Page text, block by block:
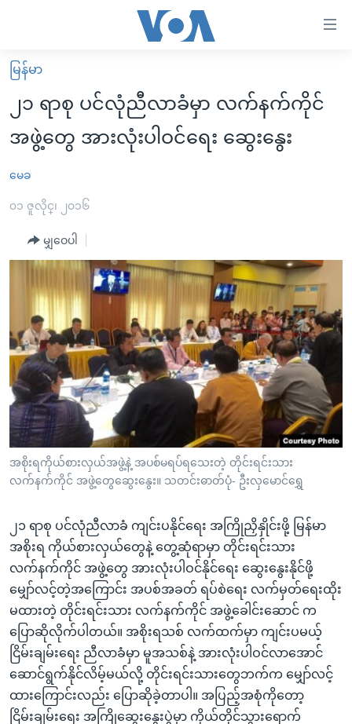
လွယ်ကူ
စေ
သည့်
Link
များ
ပင်မ
ပင်မ
အ
ညွန်း
စာမျက်နှာ
သို့
ကျော်
ကြည့်
ရန်
နေရာ
သို့
ကျော်
ရန်
မူလစာမျက်နှာ
မြန်မာ
ကမ္ဘာ့သတင်းများ
အစ္စရေး-ပါလက်စတိုင်း
သတင်းလွတ်လပ်ခွင့်
အင်္ဂလိပ်စာလေ့လာမယ်
အမေရိကန်သုံးအီဒီယံ
မကြေးမုံရဲ့ အင်္ဂလိပ်စာ
ရုပ်ရှင်ထဲက အင်္ဂလိပ်စာ
သုတပဒေသာ အင်္ဂလိပ်စာ
အပတ်စဉ်ကဏ္ဍများ
ရေဒီယို
တီဗွီ
ရေဒီယိုနှင့်ရုပ်သံ အချက်အလက်များ
ရေဒီယို/တီဗွီအစီအစဉ်
Learning English
ဗွီအိုအေ လူမှုကွန်ယက်များ
မြန်မာ
၂၁ ရာစု ပင်လုံညီလာခံမှာ လက်နက်ကိုင်
အဖွဲ့တွေ အားလုံးပါဝင်ရေး ဆွေးနွေး
မေခ
၀၁ ဇူလိုင္၊ ၂၀၁၆
မျှဝေပါ
အစိုးရကိုယ်စားလှယ်အဖွဲ့နဲ့ အပစ်မရပ်ရသေးတဲ့ တိုင်းရင်းသား
လက်နက်ကိုင် အဖွဲ့တွေဆွေးနွေး။ သတင်းဓာတ်ပုံ- ဦးလှမောင်ရွှေ
၂၁ ရာစု ပင်လုံညီလာခံ ကျင်းပနိုင်ရေး အကြိုညှိနှိုင်းဖို့ မြန်မာ
အစိုးရ ကိုယ်စားလှယ်တွေနဲ့ တွေ့ဆုံရာမှာ တိုင်းရင်းသား
လက်နက်ကိုင် အဖွဲ့တွေ အားလုံးပါဝင်နိုင်ရေး ဆွေးနွေးနိုင်ဖို့
မျှော်လင့်တဲ့အကြောင်း အပစ်အခတ် ရပ်စဲရေး လက်မှတ်ရေးထိုး
မထားတဲ့ တိုင်းရင်းသား လက်နက်ကိုင် အဖွဲ့ခေါင်းဆောင် က
ပြောဆိုလိုက်ပါတယ်။ အစိုးရသစ် လက်ထက်မှာ ကျင်းပမယ့်
ငြိမ်းချမ်းရေး ညီလာခံမှာ မူအသစ်နဲ့ အားလုံးပါဝင်လာအောင်
ဆောင်ရွက်နိုင်လိမ့်မယ်လို့ တိုင်းရင်းသားတွေဘက်က မျှော်လင့်
ထားကြောင်းလည်း ပြောဆိုခဲ့တာပါ။ အပြည့်အစုံကိုတော့
ငြိမ်းချမ်းရေး အကြိုဆွေးနွေးပွဲမှာ ကိုယ်တိုင်သွားရောက်